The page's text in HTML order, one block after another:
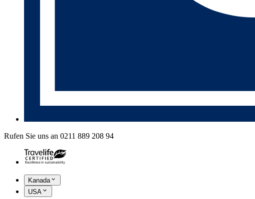
Rufen Sie uns an 0211 889 208 94
Kanada
USA